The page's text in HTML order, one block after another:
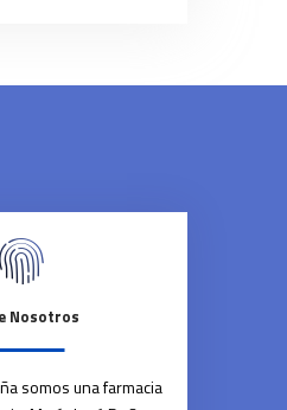
Nosotros
somos una farmacia